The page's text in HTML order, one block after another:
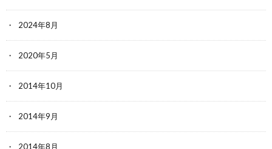
2024年8月
2020年5月
2014年10月
2014年9月
2014年8月